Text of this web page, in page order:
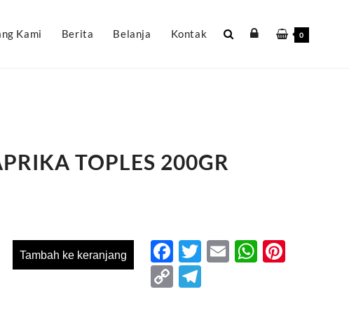
Kami Berita Belanja Kontak 0
TOPLES 200GR
Tambah ke keranjang Facebook
Twitter
Email
CopyTelegram